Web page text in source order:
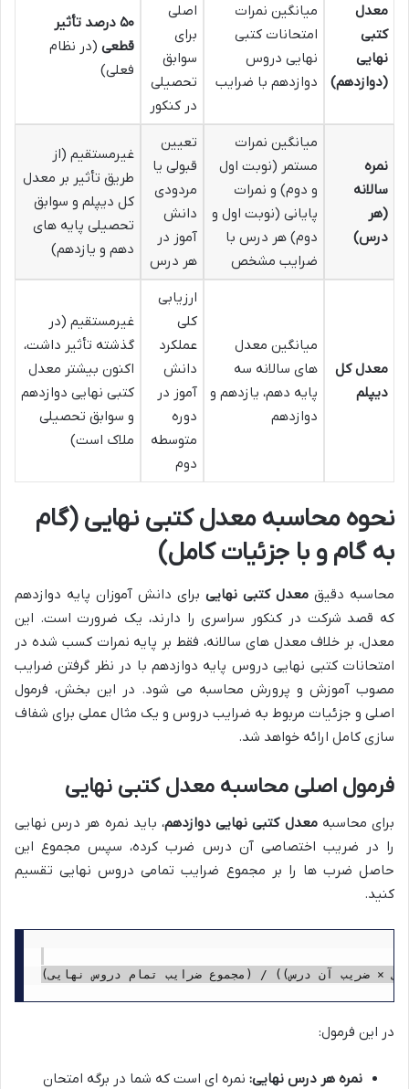
معدل
کتبی
نهایی
(دوازدهم)
میانگین نمرات
امتحانات کتبی
نهایی دروس
دوازدهم با ضرایب
اصلی
برای
سوابق
تحصیلی
در کنکور
۵۰ درصد تأثیر
قطعی (در نظام
فعلی)
نمره
سالانه
(هر
درس)
میانگین نمرات
مستمر (نوبت اول
و دوم) و نمرات
پایانی (نوبت اول و
دوم) هر درس با
ضرایب مشخص
تعیین
قبولی یا
مردودی
دانش
آموز در
هر درس
غیرمستقیم (از
طریق تأثیر بر معدل
کل دیپلم و سوابق
تحصیلی پایه های
دهم و یازدهم)
معدل کل
دیپلم
میانگین معدل
های سالانه سه
پایه دهم، یازدهم و
دوازدهم
ارزیابی
کلی
عملکرد
دانش
آموز در
دوره
متوسطه
دوم
غیرمستقیم (در
گذشته تأثیر داشت،
اکنون بیشتر معدل
کتبی نهایی دوازدهم
و سوابق تحصیلی
ملاک است)
نحوه محاسبه معدل کتبی نهایی (گام
به گام و با جزئیات کامل)
محاسبه دقیق معدل کتبی نهایی برای دانش آموزان پایه دوازدهم
که قصد شرکت در کنکور سراسری را دارند، یک ضرورت است. این
معدل، بر خلاف معدل های سالانه، فقط بر پایه نمرات کسب شده در
امتحانات کتبی نهایی دروس پایه دوازدهم با در نظر گرفتن ضرایب
مصوب آموزش و پرورش محاسبه می شود. در این بخش، فرمول
اصلی و جزئیات مربوط به ضرایب دروس و یک مثال عملی برای شفاف
سازی کامل ارائه خواهد شد.
فرمول اصلی محاسبه معدل کتبی نهایی
برای محاسبهمعدل کتبی نهایی دوازدهم، باید نمره هر درس نهایی
را در ضریب اختصاصی آن درس ضرب کرده، سپس مجموع این
حاصل ضرب ها را بر مجموع ضرایب تمامی دروس نهایی تقسیم
کنید.
در این فرمول:
نمره هر درس نهایی: نمره ای است که شما در برگه امتحان